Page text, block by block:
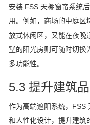
安装 FSS 天棚窗帘系统
用。例如，商场的中庭区
放式休闲区，又能在夜晚
墅的阳光房则可随时切换
多功能性。
5.3 提升建筑
作为高端遮阳系统，FSS
和人性化设计，提升建筑